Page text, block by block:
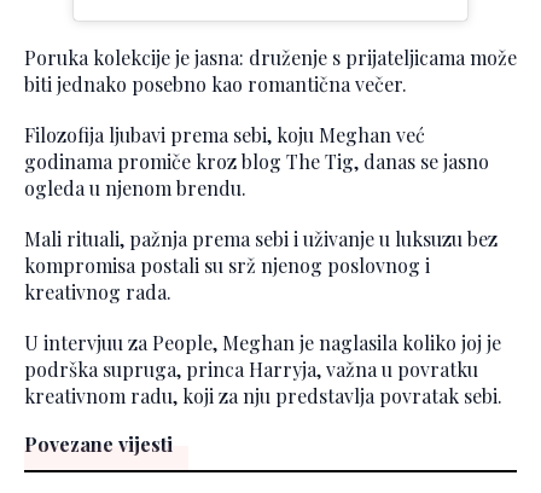
Poruka kolekcije je jasna: druženje s prijateljicama može
biti jednako posebno kao romantična večer.
Filozofija ljubavi prema sebi, koju Meghan već
godinama promiče kroz blog The Tig, danas se jasno
ogleda u njenom brendu.
Mali rituali, pažnja prema sebi i uživanje u luksuzu bez
kompromisa postali su srž njenog poslovnog i
kreativnog rada.
U intervjuu za People, Meghan je naglasila koliko joj je
podrška supruga, princa Harryja, važna u povratku
kreativnom radu, koji za nju predstavlja povratak sebi.
Povezane vijesti